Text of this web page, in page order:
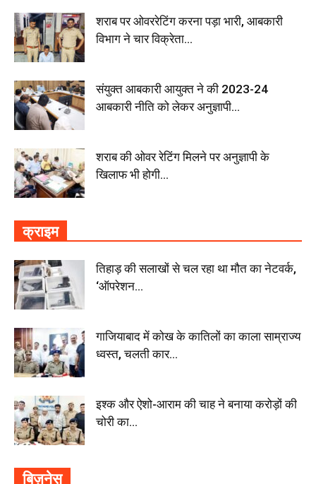
शराब पर ओवररेटिंग करना पड़ा भारी, आबकारी
विभाग ने चार विक्रेता...
संयुक्त आबकारी आयुक्त ने की 2023-24
आबकारी नीति को लेकर अनुज्ञापी...
शराब की ओवर रेटिंग मिलने पर अनुज्ञापी के
खिलाफ भी होगी...
क्राइम
तिहाड़ की सलाखों से चल रहा था मौत का नेटवर्क,
‘ऑपरेशन...
गाजियाबाद में कोख के कातिलों का काला साम्राज्य
ध्वस्त, चलती कार...
इश्क और ऐशो-आराम की चाह ने बनाया करोड़ों की
चोरी का...
बिज़नेस